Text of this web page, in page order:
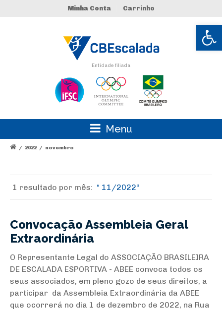
Abrir
Minha Conta Carrinho
Entidade filiada
Menu
/ 2022 / novembro
1 resultado por mês: 11/2022
Convocação Assembleia Geral
Extraordinária
O Representante Legal do ASSOCIAÇÃO BRASILEIRA
DE ESCALADA ESPORTIVA - ABEE convoca todos os
seus associados, em pleno gozo de seus direitos, a
participar da Assembleia Extraordinária da ABEE
que ocorrerá no dia 1 de dezembro de 2022, na Rua